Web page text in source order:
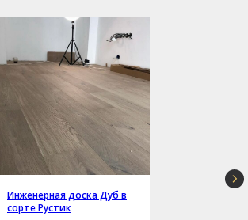
Инженерная доска Дуб в
сорте Рустик